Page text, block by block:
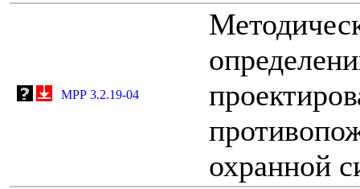
МРР 3.2.19-04
охранной